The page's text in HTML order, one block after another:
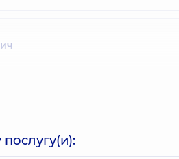
послугу(и):